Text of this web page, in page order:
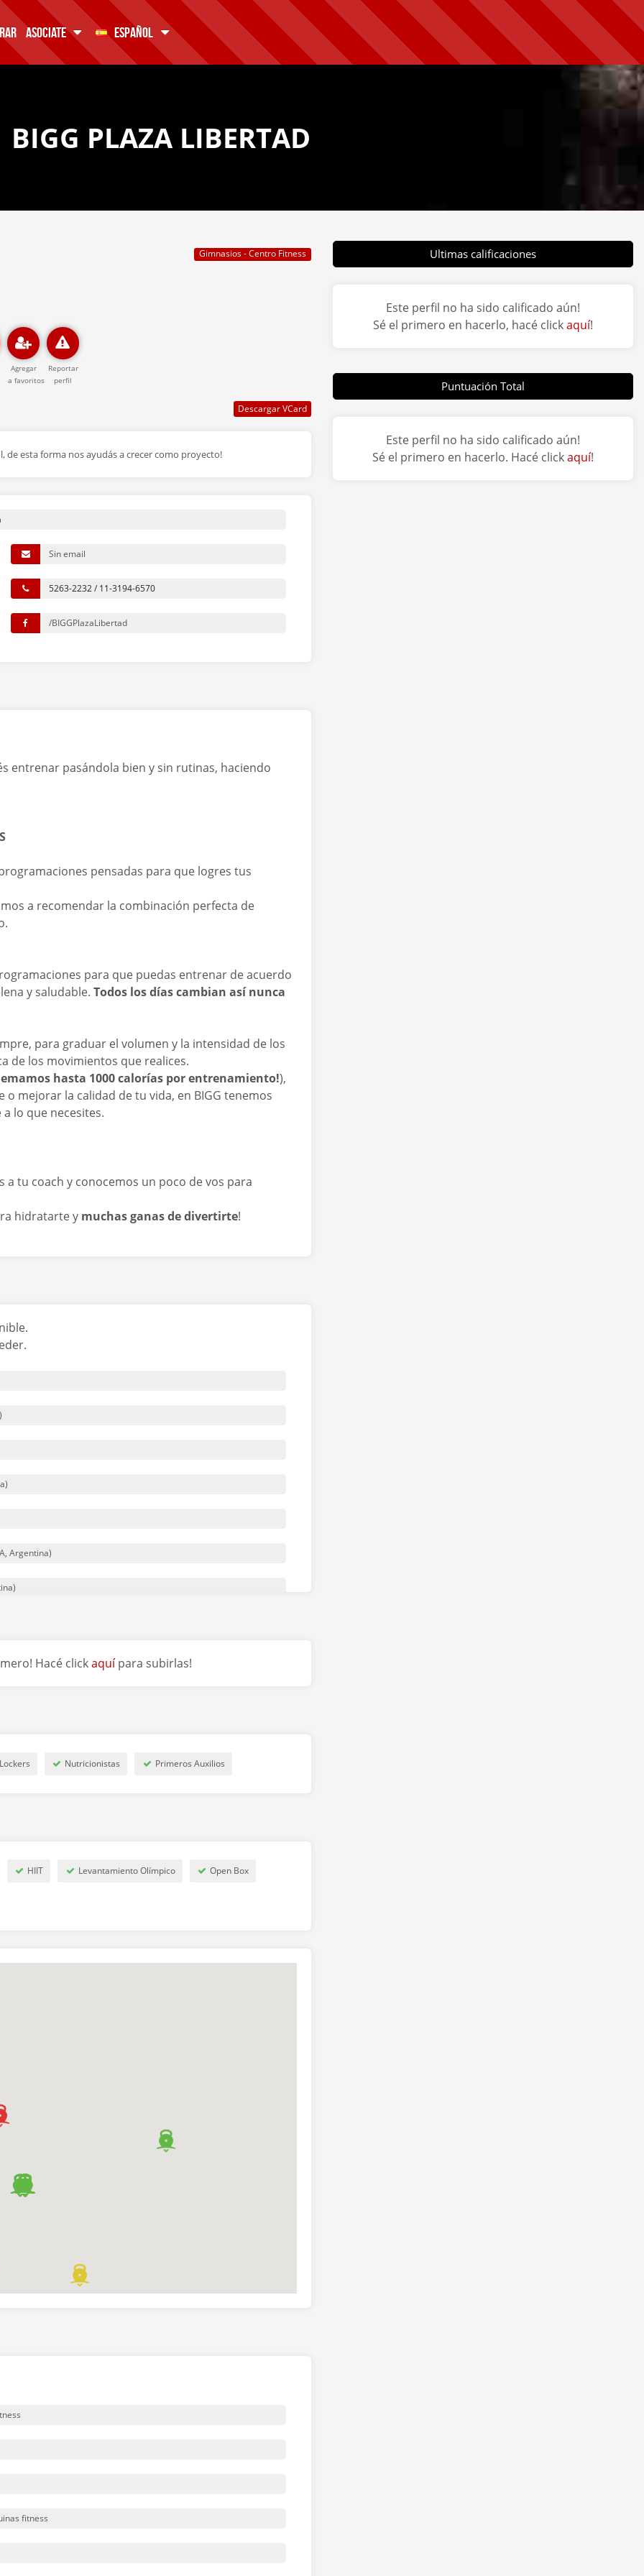
ASOCIATE ESPAÑOL
BIGG PLAZA LIBERTAD
Gimnasios - Centro Fitness
Agregar
a favoritos
Reportar
perfil
de esta forma nos ayudás a crecer como proyecto!
Sin email
5263-2232 / 11-3194-6570
/BIGGPlazaLibertad
entrenar pasándola bien y sin rutinas, haciendo
pensadas para que logres tus
a recomendar la combinación perfecta de
para que puedas entrenar de acuerdo
y saludable. Todos los días cambian así nunca
para graduar el volumen y la intensidad de los
de los movimientos que realices.
hasta 1000 calorías por entrenamiento!),
mejorar la calidad de tu vida, en BIGG tenemos
lo que necesites.
a tu coach y conocemos un poco de vos para
hidratarte y muchas ganas de divertirte!
Argentina)
Aires, Argentina)
B1670 NND, Provincia de Buenos Aires, Argentina)
Provincia de Buenos Aires, Argentina)
Provincia de Buenos Aires, Argentina)
Argentina)
Hacé clickaquípara subirlas!
Lockers Nutricionistas Primeros Auxilios
HIIT Levantamiento Olímpico Open Box
fitness
Ultimas calificaciones
Este perfil no ha sido calificado aún!
Sé el primero en hacerlo, hacé clickaquí!
Puntuación Total
Este perfil no ha sido calificado aún!
Sé el primero en hacerlo. Hacé clickaquí!